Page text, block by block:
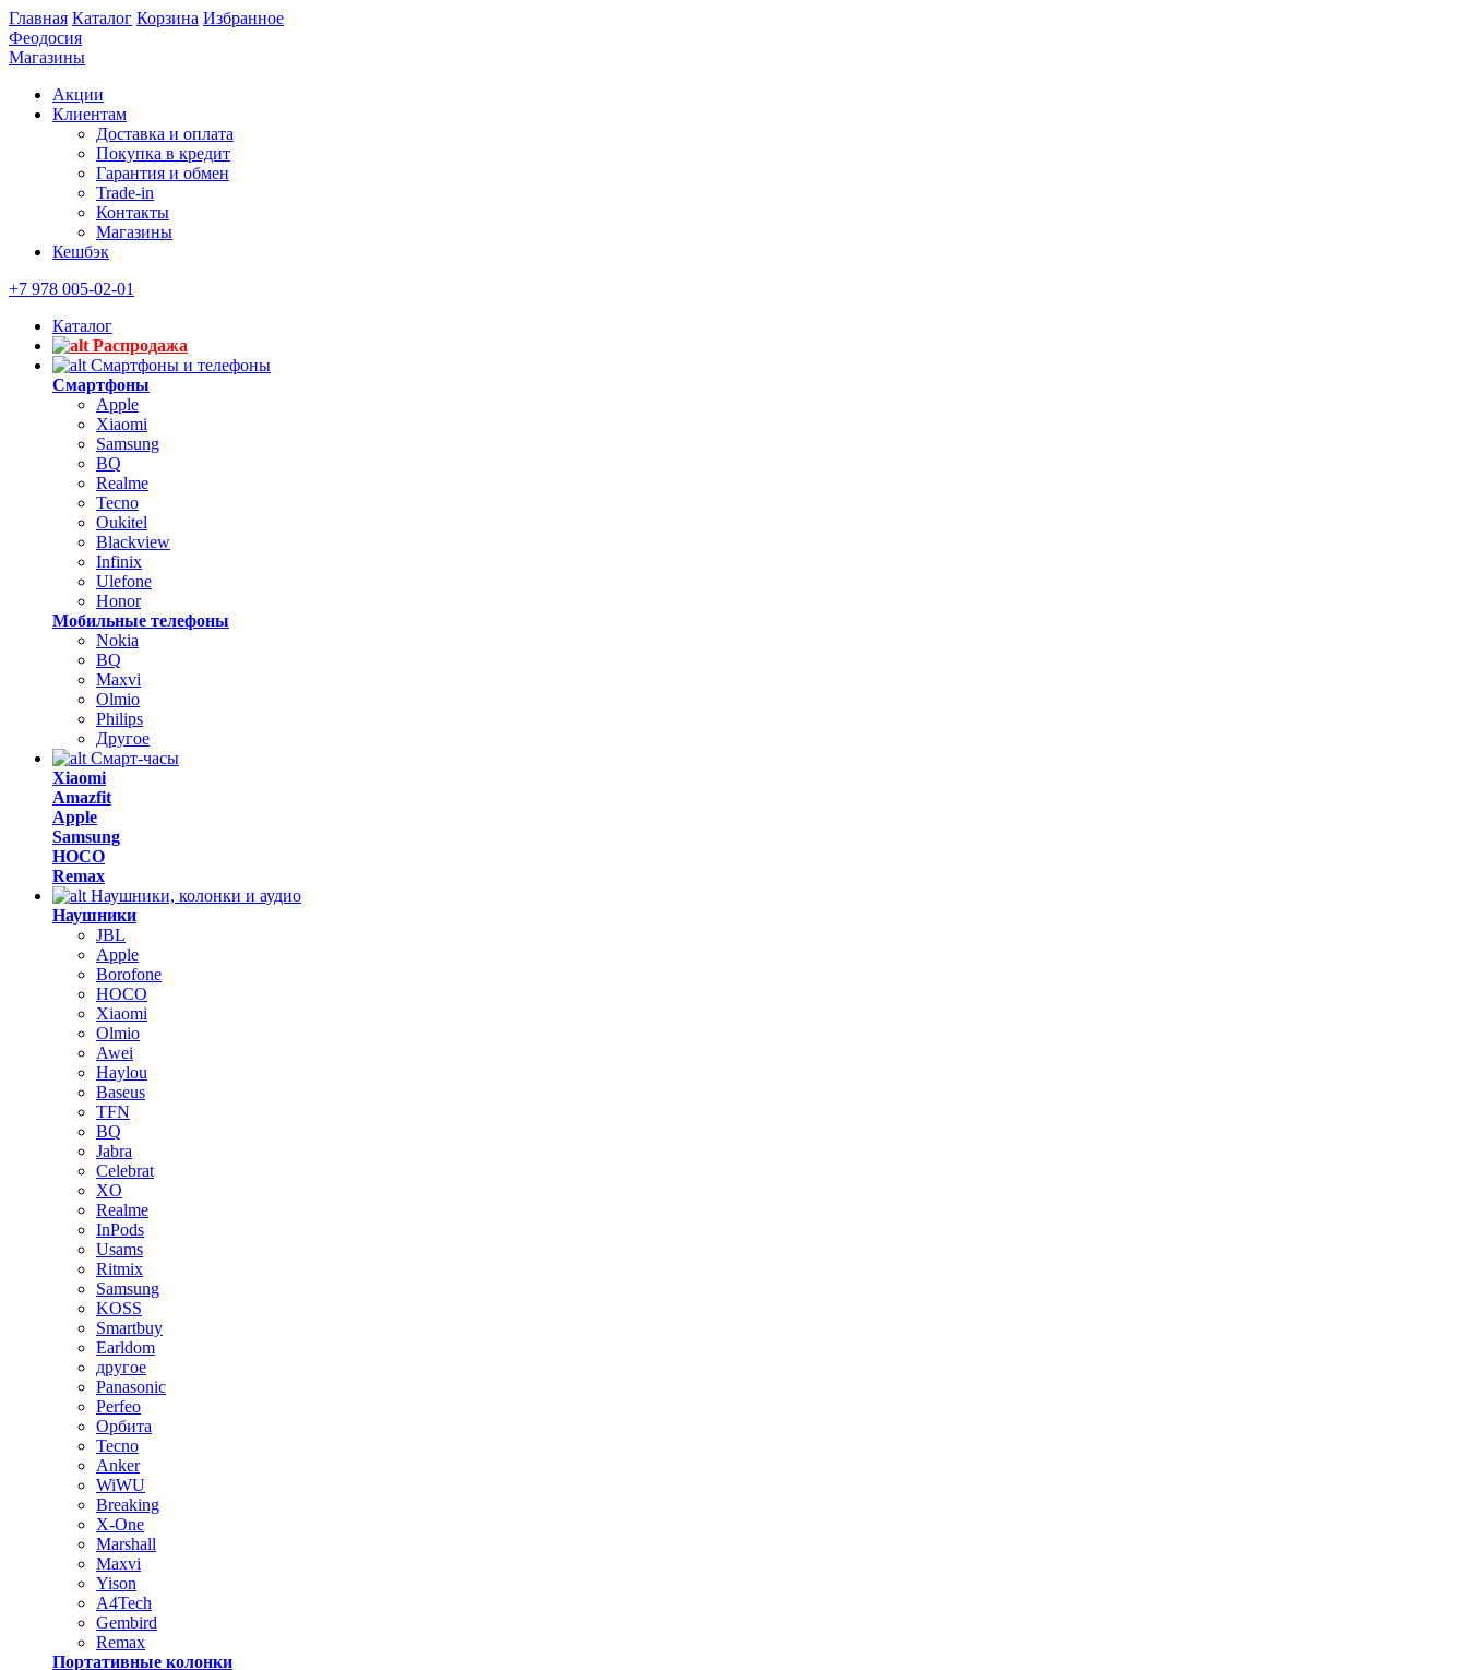
Главная Каталог Корзина Избранное
Феодосия
Магазины
Акции
Клиентам
Доставка и оплата
Покупка в кредит
Гарантия и обмен
Trade-in
Контакты
Магазины
Кешбэк
+7 978 005-02-01
Каталог
Распродажа
Смартфоны и телефоны
Смартфоны
Apple
Xiaomi
Samsung
BQ
Realme
Tecno
Oukitel
Blackview
Infinix
Ulefone
Honor
Мобильные телефоны
Nokia
BQ
Maxvi
Olmio
Philips
Другое
Смарт-часы
Xiaomi
Amazfit
Apple
Samsung
HOCO
Remax
Наушники, колонки и аудио
Наушники
JBL
Apple
Borofone
HOCO
Xiaomi
Olmio
Awei
Haylou
Baseus
TFN
BQ
Jabra
Celebrat
XO
Realme
InPods
Usams
Ritmix
Samsung
KOSS
Smartbuy
Earldom
другое
Panasonic
Perfeo
Орбита
Tecno
Anker
WiWU
Breaking
X-One
Marshall
Maxvi
Yison
A4Tech
Gembird
Remax
Портативные колонки